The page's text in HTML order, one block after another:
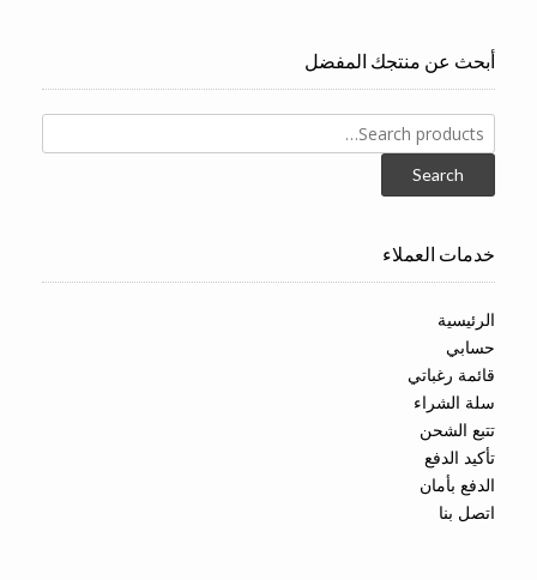
أبحث عن منتجك المفضل
Search
for:
Search
خدمات العملاء
الرئيسية
حسابي
قائمة رغباتي
سلة الشراء
تتبع الشحن
تأكيد الدفع
الدفع بأمان
اتصل بنا